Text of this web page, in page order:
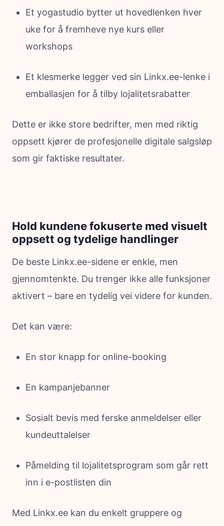
Et yogastudio bytter ut hovedlenken hver
uke for å fremheve nye kurs eller
workshops
Et klesmerke legger ved sin Linkx.ee-lenke i
emballasjen for å tilby lojalitetsrabatter
Dette er ikke store bedrifter, men med riktig
oppsett kjører de profesjonelle digitale salgsløp
som gir faktiske resultater.
Hold kundene fokuserte med visuelt
oppsett og tydelige handlinger
De beste Linkx.ee-sidene er enkle, men
gjennomtenkte. Du trenger ikke alle funksjoner
aktivert – bare en tydelig vei videre for kunden.
Det kan være:
En stor knapp for online-booking
En kampanjebanner
Sosialt bevis med ferske anmeldelser eller
kundeuttalelser
Påmelding til lojalitetsprogram som går rett
inn i e-postlisten din
Med Linkx.ee kan du enkelt gruppere og